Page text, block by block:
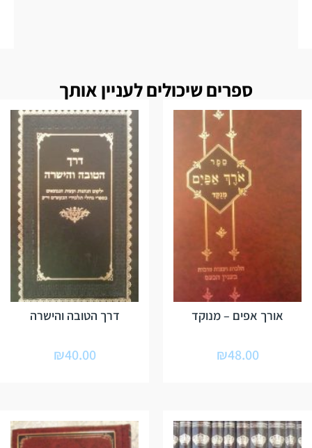
ספרים שיכולים לעניין אותך
אורך אפים – מנוקד
₪48.00
דרך הטובה והישרה
₪40.00